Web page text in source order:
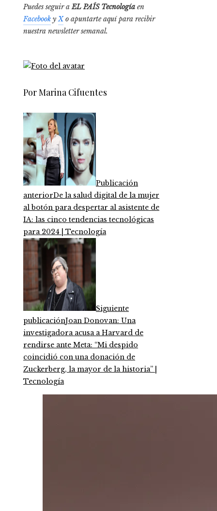
Puedes seguir aEL PAÍS Tecnología en
Facebook yXo apuntarte aquí para recibir
nuestra newsletter semanal.
Por Marina Cifuentes
Publicación
anteriorDe la salud digital de la mujer
al botón para despertar al asistente de
IA: las cinco tendencias tecnológicas
para 2024 | Tecnología
Siguiente
publicaciónJoan Donovan: Una
investigadora acusa a Harvard de
rendirse ante Meta: “Mi despido
coincidió con una donación de
Zuckerberg, la mayor de la historia” |
Tecnología